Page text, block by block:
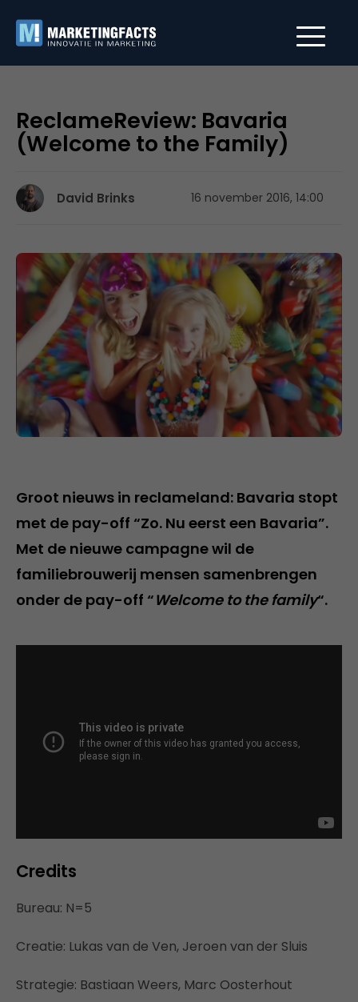
ReclameReview: Bavaria
(Welcome to the Family)
David Brinks 16 november 2016, 14:00
Groot nieuws in reclameland: Bavaria stopt
met de pay-off “Zo. Nu eerst een Bavaria”.
Met de nieuwe campagne wil de
familiebrouwerij mensen samenbrengen
onder de pay-off “Welcome to the family“.
Credits
Bureau: N=5
Creatie: Lukas van de Ven, Jeroen van der Sluis
Strategie: Bastiaan Weers, Marc Oosterhout